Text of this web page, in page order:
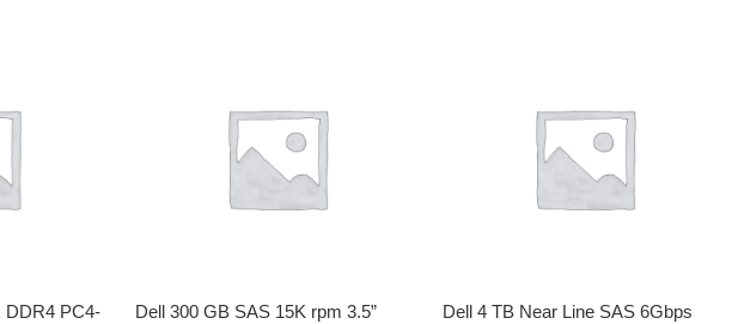
DDR4 PC4-
Dell 300 GB SAS 15K rpm 3.5”
Dell 4 TB Near Line SAS 6Gbps